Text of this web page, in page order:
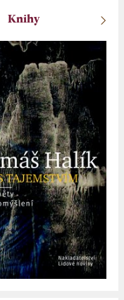
Knihy